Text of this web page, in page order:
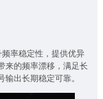
率稳定性，提供优异
来的频率漂移，满足长
出长期稳定可靠。